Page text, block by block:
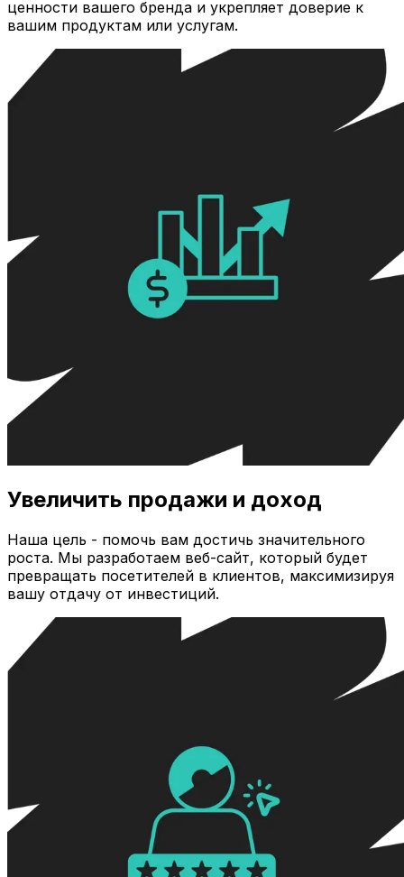
ценности вашего бренда и укрепляет доверие к
вашим продуктам или услугам.
Увеличить продажи и доход
Наша цель - помочь вам достичь значительного
роста. Мы разработаем веб-сайт, который будет
превращать посетителей в клиентов, максимизируя
вашу отдачу от инвестиций.